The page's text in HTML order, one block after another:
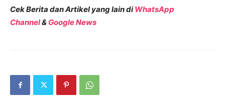
Cek Berita dan Artikel yang lain diWhatsApp
Channel& Google News